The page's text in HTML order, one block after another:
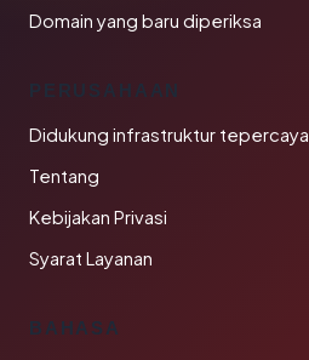
Domain yang baru diperiksa
PERUSAHAAN
Didukung infrastruktur tepercaya
Tentang
Kebijakan Privasi
Syarat Layanan
BAHASA